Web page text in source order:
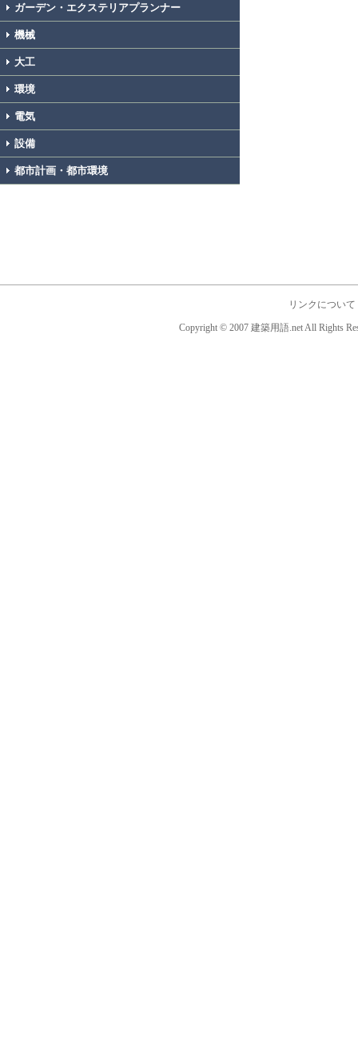
ガーデン・エクステリアプランナー
機械
大工
環境
電気
設備
都市計画・都市環境
リンクについて
Copyright © 2007 建築用語.net All Rights